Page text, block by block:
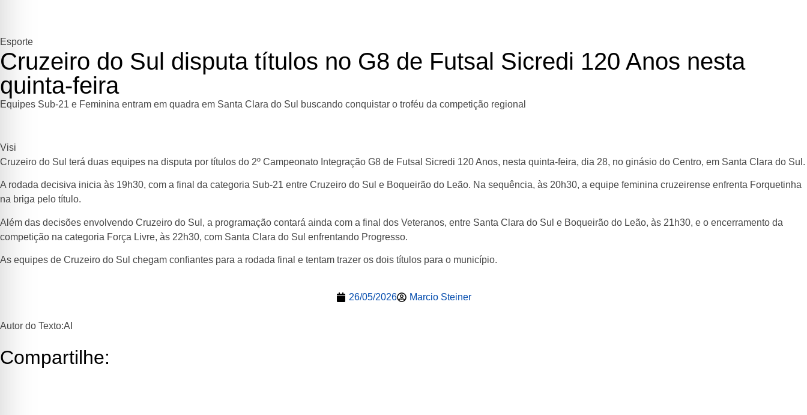
Esporte
Cruzeiro do Sul disputa títulos no G8 de Futsal Sicredi 120 Anos nesta
quinta-feira
Equipes Sub-21 e Feminina entram em quadra em Santa Clara do Sul buscando conquistar o troféu da competição regional
Visi
Cruzeiro do Sul terá duas equipes na disputa por títulos do 2º Campeonato Integração G8 de Futsal Sicredi 120 Anos, nesta quinta-feira, dia 28, no ginásio do Centro, em Santa Clara do Sul.
A rodada decisiva inicia às 19h30, com a final da categoria Sub-21 entre Cruzeiro do Sul e Boqueirão do Leão. Na sequência, às 20h30, a equipe feminina cruzeirense enfrenta Forquetinha
na briga pelo título.
Além das decisões envolvendo Cruzeiro do Sul, a programação contará ainda com a final dos Veteranos, entre Santa Clara do Sul e Boqueirão do Leão, às 21h30, e o encerramento da
competição na categoria Força Livre, às 22h30, com Santa Clara do Sul enfrentando Progresso.
As equipes de Cruzeiro do Sul chegam confiantes para a rodada final e tentam trazer os dois títulos para o município.
26/05/2026 Marcio Steiner
Autor do Texto:AI
Compartilhe: